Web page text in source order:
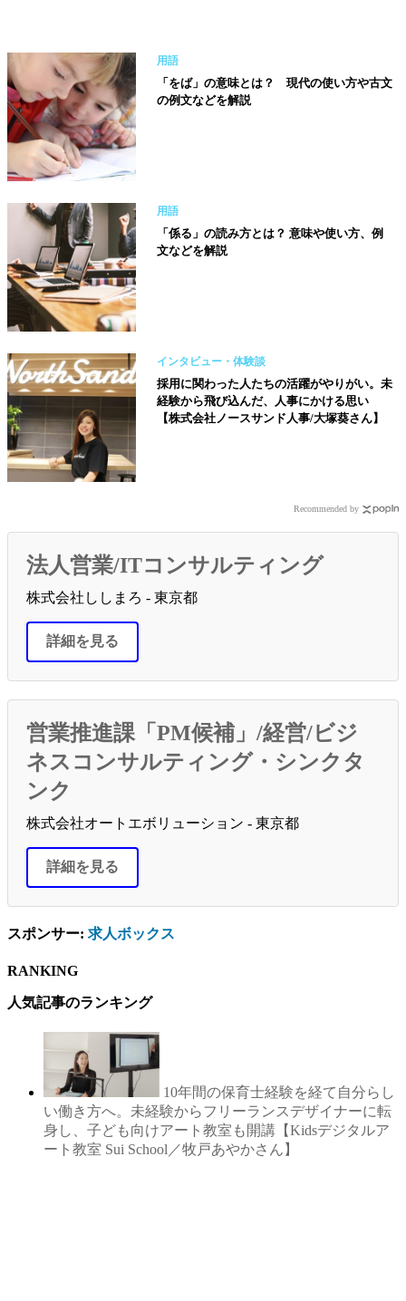
用語
「をば」の意味とは？ 現代の使い方や古文
の例文などを解説
用語
「係る」の読み方とは？ 意味や使い方、例
文などを解説
インタビュー・体験談
採用に関わった人たちの活躍がやりがい。未
経験から飛び込んだ、人事にかける思い
【株式会社ノースサンド人事/大塚葵さん】
Recommended by
法人営業/ITコンサルティング
株式会社ししまろ - 東京都
詳細を見る
営業推進課「PM候補」/経営/ビジ
ネスコンサルティング・シンクタ
ンク
株式会社オートエボリューション - 東京都
詳細を見る
スポンサー: 求人ボックス
RANKING
人気記事のランキング
10年間の保育士経験を経て自分らし
い働き方へ。未経験からフリーランスデザイナーに転
身し、子ども向けアート教室も開講【Kidsデジタルア
ート教室 Sui School／牧戸あやかさん】